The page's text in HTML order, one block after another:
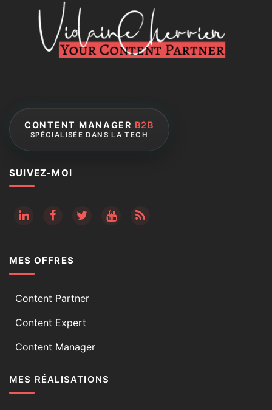
CONTENT MANAGER B2B
SPÉCIALISÉE DANS LA TECH
SUIVEZ-MOI
RSS
MES OFFRES
Content Partner
Content Expert
Content Manager
MES RÉALISATIONS